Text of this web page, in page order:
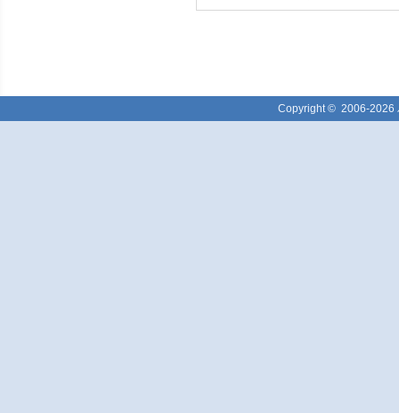
Copyright © 2006-2026